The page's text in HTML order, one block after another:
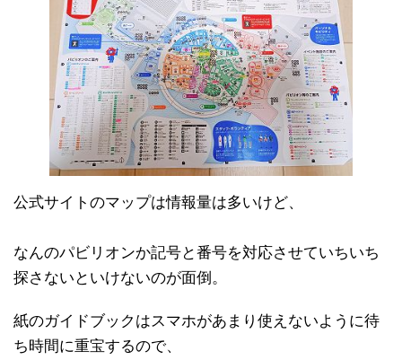
公式サイトのマップは情報量は多いけど、
なんのパビリオンか記号と番号を対応させていちいち
探さないといけないのが面倒。
紙のガイドブックはスマホがあまり使えないように待
ち時間に重宝するので、